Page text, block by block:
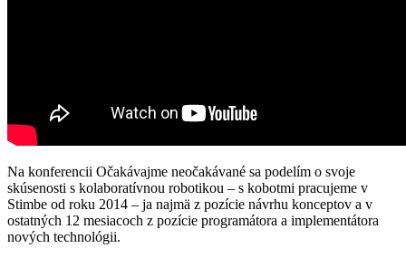
Na konferencii Očakávajme neočakávané sa podelím o svoje
skúsenosti s kolaboratívnou robotikou – s kobotmi pracujeme v
Stimbe od roku 2014 – ja najmä z pozície návrhu konceptov a v
ostatných 12 mesiacoch z pozície programátora a implementátora
nových technológii.